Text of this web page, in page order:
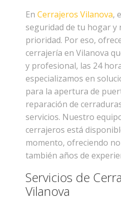
En Cerrajeros Vilanova,
seguridad de tu hogar y
prioridad. Por eso,
cerrajería en Vilanova
y profesional, las 24
especializamos en
para la apertura de
reparación de
servicios. Nuestro
cerrajeros está
momento, ofreciendo
también años de
Servicios de
Vilanova